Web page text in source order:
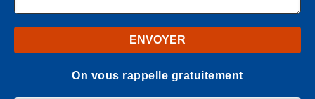
On vous rappelle gratuitement